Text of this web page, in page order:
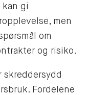
gi
men
om
og risiko.
skreddersydd
Fordelene